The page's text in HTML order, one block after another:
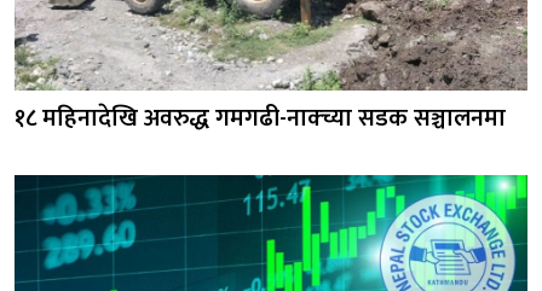
१८ महिनादेखि अवरुद्ध गमगढी-नाक्च्या सडक सञ्चालनमा